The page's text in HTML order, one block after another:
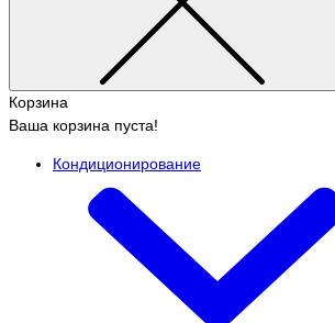
Корзина
Ваша корзина пуста!
Кондиционирование